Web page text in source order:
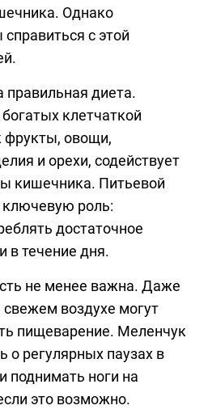
Однако
с этой
диета.
клетчаткой
фрукты, овощи,
и орехи, содействует
кишечника. Питьевой
роль:
достаточное
в течение дня.
не менее важна. Даже
свежем воздухе могут
пищеварение. Меленчук
о регулярных паузах в
поднимать ноги на
это возможно.